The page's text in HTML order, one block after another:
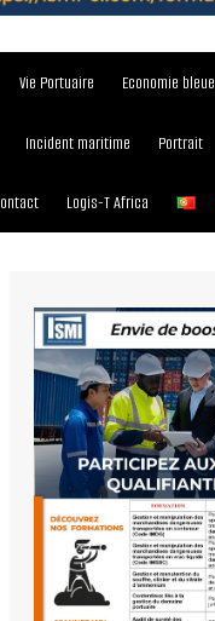
Vie Portuaire Economie bleue
Incident maritime Portrait
– 2023
Logis-T Africa